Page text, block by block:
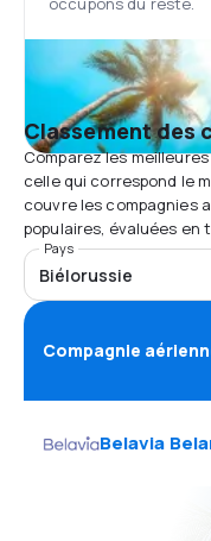
Classement des
Comparez les
celle qui correspond le
couvre les compagnies
populaires, évaluées en
Pays
Biélorussie
Compagnie